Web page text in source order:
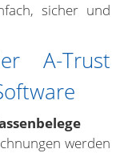
sicher und
A-Trust
werden